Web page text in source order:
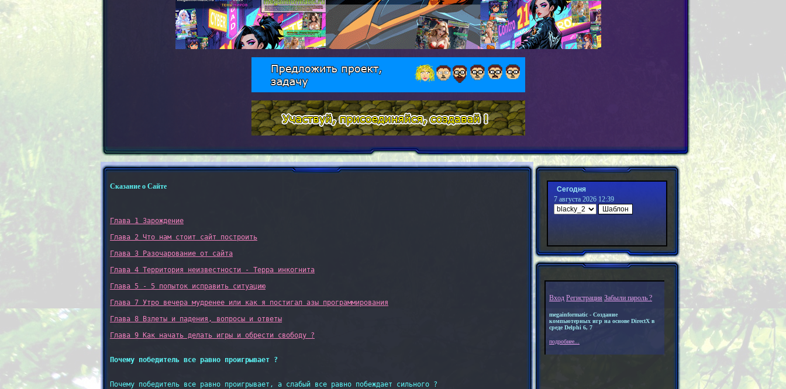
Сказание о Сайте
Глава 1 Зарождение
Глава 2 Что нам стоит сайт построить
Глава 3 Разочарование от сайта
Глава 4 Территория неизвестности - Терра инкогнита
Глава 5 - 5 попыток исправить ситуацию
Глава 7 Утро вечера мудренее или как я постигал азы программирования
Глава 8 Взлеты и падения, вопросы и ответы
Глава 9 Как начать делать игры и обрести свободу ?
Почему победитель все равно проигрывает ?
Почему победитель все равно проигрывает, а слабый все равно побеждает сильного ?
Сегодня
7 августа 2026 12:39
Вход Регистрация Забыли пароль ?
megainformatic - Создание
компьютерных игр на основе DirectX в
среде Delphi 6, 7
подробнее...